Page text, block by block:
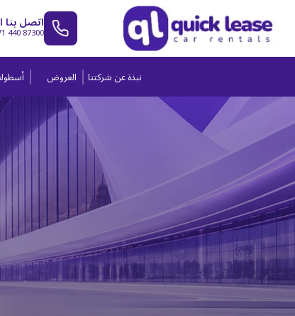
اتصل بنا
440 87300
نبذة عن شركتنا العروض